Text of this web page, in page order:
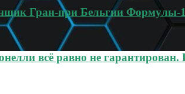
Гран-при Бельгии Формулы-
всё равно не